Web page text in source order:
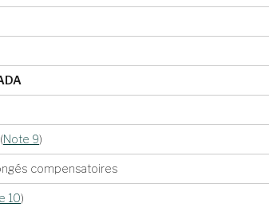
(Note 9)
compensatoires
10)